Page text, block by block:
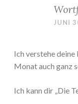
JUNI
Ich verstehe
Monat auch ganz
Ich kann dir „Die